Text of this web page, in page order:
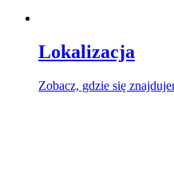
Lokalizacja
Zobacz, gdzie się